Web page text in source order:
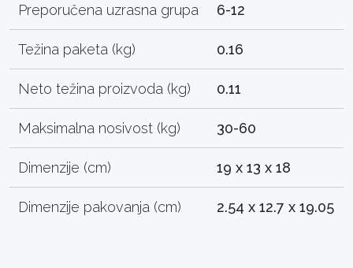
Preporučena uzrasna grupa 6-12
Težina paketa (kg) 0.16
Neto težina proizvoda (kg) 0.11
Maksimalna nosivost (kg) 30-60
Dimenzije (cm) 19 x 13 x 18
Dimenzije pakovanja (cm) 2.54 x 12.7 x 19.05